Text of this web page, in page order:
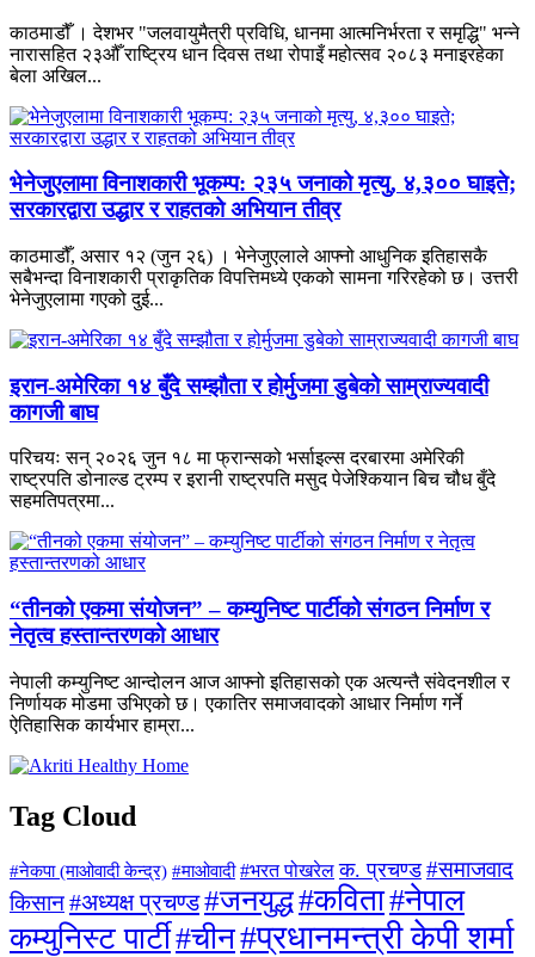
काठमाडौँ । देशभर "जलवायुमैत्री प्रविधि, धानमा आत्मनिर्भरता र समृद्धि" भन्ने
नारासहित २३औँ राष्ट्रिय धान दिवस तथा रोपाइँ महोत्सव २०८३ मनाइरहेका
बेला अखिल...
भेनेजुएलामा विनाशकारी भूकम्प: २३५ जनाको मृत्यु, ४,३०० घाइते;
सरकारद्वारा उद्धार र राहतको अभियान तीव्र
काठमाडौँ, असार १२ (जुन २६) । भेनेजुएलाले आफ्नो आधुनिक इतिहासकै
सबैभन्दा विनाशकारी प्राकृतिक विपत्तिमध्ये एकको सामना गरिरहेको छ। उत्तरी
भेनेजुएलामा गएको दुई...
इरान-अमेरिका १४ बुँदे सम्झौता र होर्मुजमा डुबेको साम्राज्यवादी
कागजी बाघ
परिचयः सन् २०२६ जुन १८ मा फ्रान्सको भर्साइल्स दरबारमा अमेरिकी
राष्ट्रपति डोनाल्ड ट्रम्प र इरानी राष्ट्रपति मसुद पेजेश्कियान बिच चौध बुँदे
सहमतिपत्रमा...
“तीनको एकमा संयोजन” – कम्युनिष्ट पार्टीको संगठन निर्माण र
नेतृत्व हस्तान्तरणको आधार
नेपाली कम्युनिष्ट आन्दोलन आज आफ्नो इतिहासको एक अत्यन्तै संवेदनशील र
निर्णायक मोडमा उभिएको छ। एकातिर समाजवादको आधार निर्माण गर्ने
ऐतिहासिक कार्यभार हाम्रा...
Tag Cloud
#नेकपा (माओवादी केन्द्र) #माओवादी #भरत पोखरेल क. प्रचण्ड #समाजवाद
किसान#अध्यक्ष प्रचण्ड#जनयुद्ध#कविता#नेपाल
कम्युनिस्ट पार्टी#चीन#प्रधानमन्त्री केपी शर्मा